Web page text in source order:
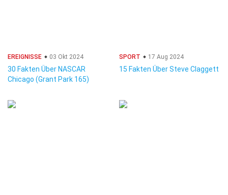
EREIGNISSE 03 Okt 2024
30 Fakten Über NASCAR
Chicago (Grant Park 165)
SPORT 17 Aug 2024
15 Fakten Über Steve Claggett